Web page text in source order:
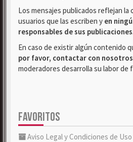
Los mensajes publicados reflejan la
usuarios que las escriben y en
responsables de sus publicaciones
En caso de existir algún contenido
por favor, contactar con nosotros
moderadores desarrolla su labor de
FAVORITOS
Aviso Legal y Condiciones de Uso